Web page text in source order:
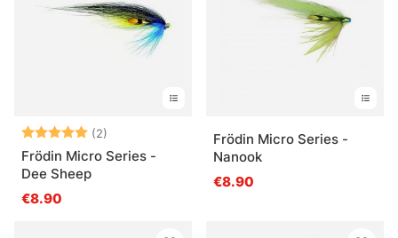
Bewertung:(2)
5.0 von 5 Sternen
Frödin Micro Series -
Dee Sheep
€8.90
Frödin Micro Series -
Nanook
€8.90